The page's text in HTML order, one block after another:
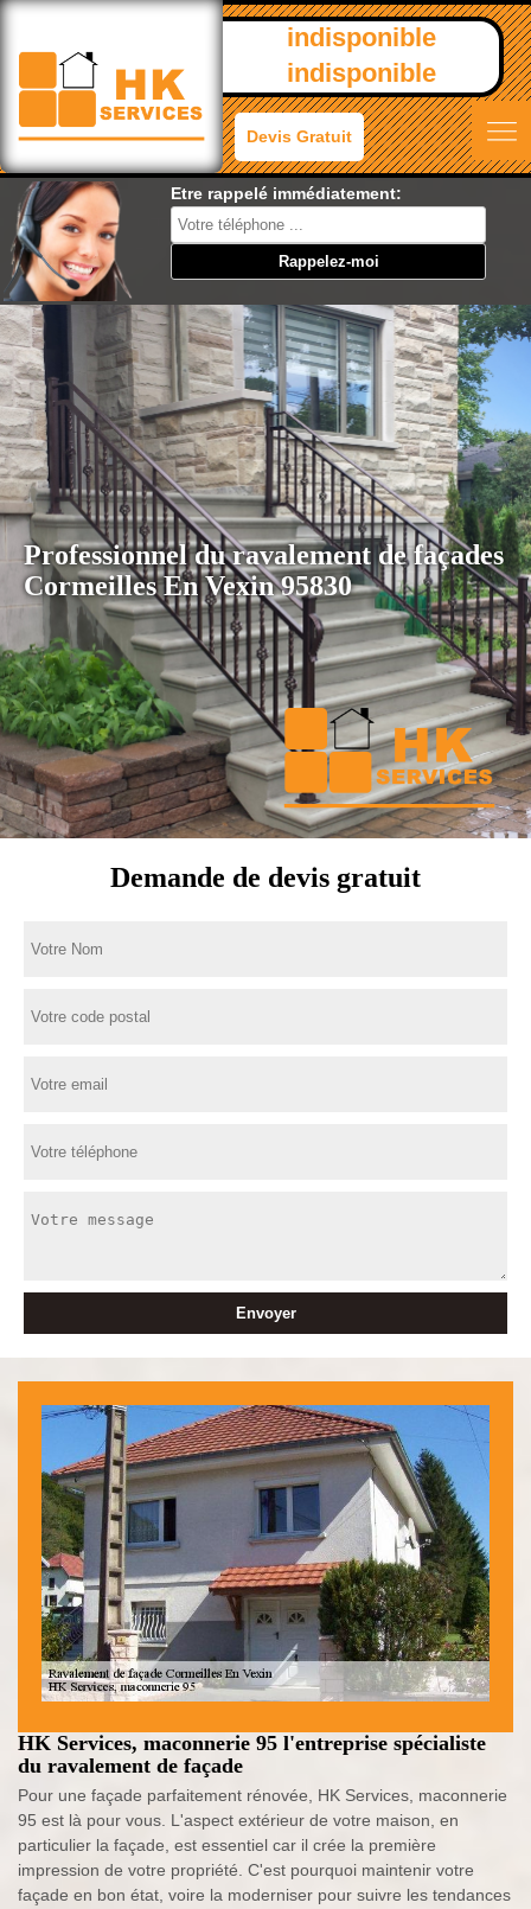
indisponible
indisponible
Devis Gratuit
Etre rappelé immédiatement:
Professionnel du ravalement de façades
Cormeilles En Vexin 95830
Demande de devis gratuit
HK Services, maconnerie 95 l'entreprise spécialiste
du ravalement de façade
Pour une façade parfaitement rénovée, HK Services, maconnerie
95 est là pour vous. L'aspect extérieur de votre maison, en
particulier la façade, est essentiel car il crée la première
impression de votre propriété. C'est pourquoi maintenir votre
façade en bon état, voire la moderniser pour suivre les tendances